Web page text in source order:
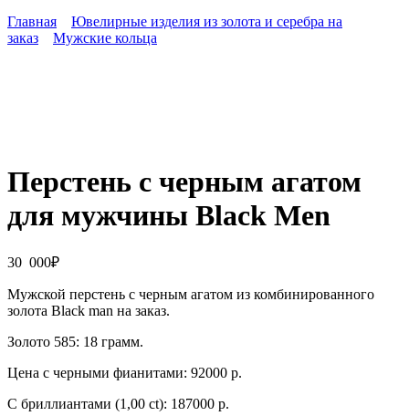
Главная
Ювелирные изделия из золота и серебра на
заказ
Мужские кольца
Перстень с черным агатом
для мужчины Black Men
30 000₽
Мужской перстень с черным агатом из комбинированного
золота Black man на заказ.
Золото 585: 18 грамм.
Цена с черными фианитами: 92000 р.
С бриллиантами (1,00 ct): 187000 р.